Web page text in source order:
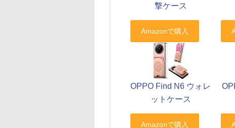
撃ケース
OPPO Find N6 ウォレ
ットケース